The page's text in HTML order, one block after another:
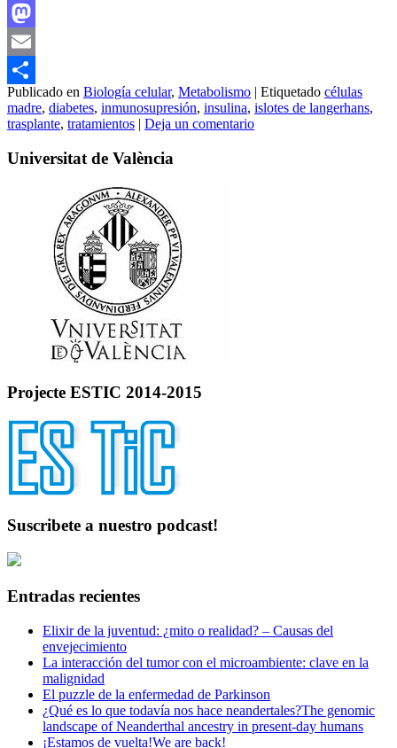
Facebook
Mastodon
Email
Compartir
Publicado en Biología celular, Metabolismo | Etiquetado células
madre, diabetes, inmunosupresión, insulina, islotes de langerhans,
trasplante, tratamientos | Deja un comentario
Universitat de València
Projecte ESTIC 2014-2015
Suscribete a nuestro podcast!
Entradas recientes
Elixir de la juventud: ¿mito o realidad? – Causas del
envejecimiento
La interacción del tumor con el microambiente: clave en la
malignidad
El puzzle de la enfermedad de Parkinson
¿Qué es lo que todavía nos hace neandertales?The genomic
landscape of Neanderthal ancestry in present-day humans
¡Estamos de vuelta!We are back!